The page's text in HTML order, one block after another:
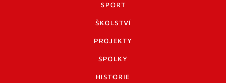
SPORT
ŠKOLSTVÍ
PROJEKTY
SPOLKY
HISTORIE